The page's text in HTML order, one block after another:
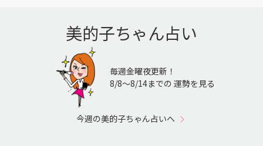
美的子ちゃん占い
毎週金曜夜更新！
8/8〜8/14までの 運勢を見る
今週の美的子ちゃん占いへ